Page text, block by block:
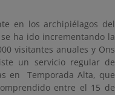
en los archipiélagos del
ha ido incrementando la
visitantes anuales y Ons
un servicio regular de
en Temporada Alta, que
entre el 15 de